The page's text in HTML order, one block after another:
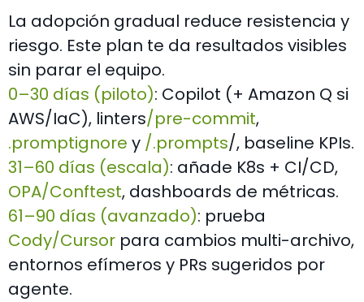
La adopción gradual reduce resistencia y
riesgo. Este plan te da resultados visibles
sin parar el equipo.
0–30 días (piloto): Copilot (+ Amazon Q si
AWS/IaC), linters/pre-commit,
.promptignore y /.prompts/, baseline KPIs.
31–60 días (escala): añade K8s + CI/CD,
OPA/Conftest, dashboards de métricas.
61–90 días (avanzado): prueba
Cody/Cursor para cambios multi-archivo,
entornos efímeros y PRs sugeridos por
agente.